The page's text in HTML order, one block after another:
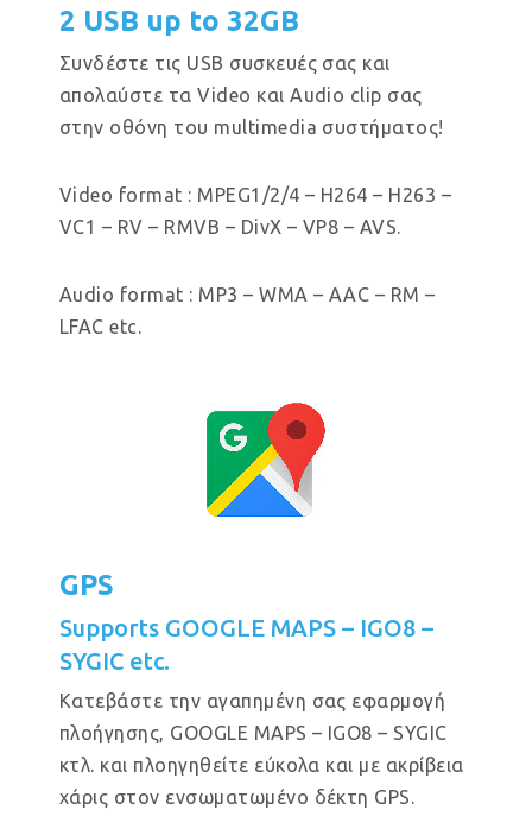
2 USB up to 32GB
Συνδέστε τις USB συσκευές σας και
απολαύστε τα Video και Audio clip σας
στην οθόνη του multimedia συστήματος!
Video format : MPEG1/2/4 – H264 – H263 –
VC1 – RV – RMVB – DivX – VP8 – AVS.
Audio format : MP3 – WMA – AAC – RM –
LFAC etc.
GPS
Supports GOOGLE MAPS – IGO8 –
SYGIC etc.
Κατεβάστε την αγαπημένη σας εφαρμογή
πλοήγησης, GOOGLE MAPS – IGO8 – SYGIC
κτλ. και πλοηγηθείτε εύκολα και με ακρίβεια
χάρις στον ενσωματωμένο δέκτη GPS.